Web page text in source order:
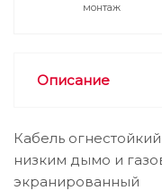
монтаж
Описание
Кабель
низким дымо и
экранированный